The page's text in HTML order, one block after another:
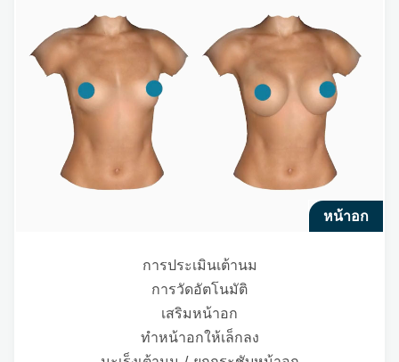
หน้าอก
การประเมินเต้านม
การวัดอัตโนมัติ
เสริมหน้าอก
ทำหน้าอกให้เล็กลง